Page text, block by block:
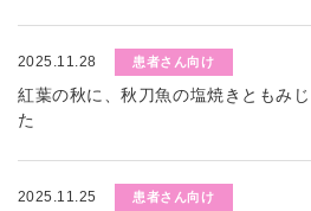
2025.11.28 患者さん向け
紅葉の秋に、秋刀魚の塩焼きともみ
た
2025.11.25 患者さん向け